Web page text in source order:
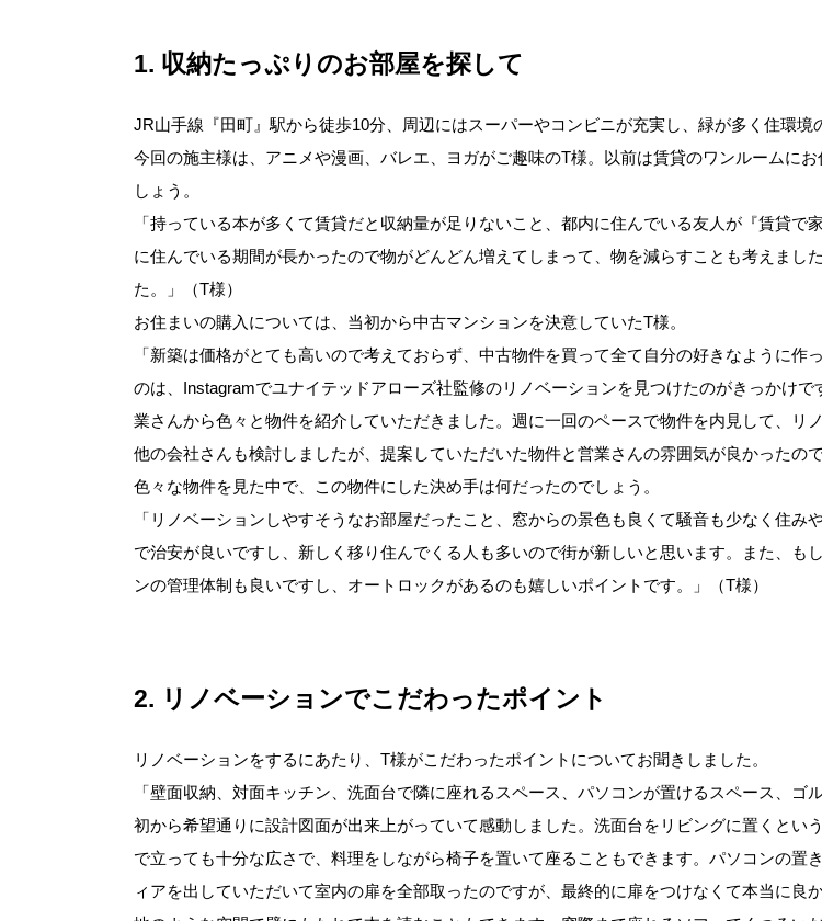
1 収納たっぷりのお部屋を探して
JR山手線『田町』駅から徒歩10分、周辺にはスーパーやコンビニが充実し、緑が多く住環境
今回の施主様は、アニメや漫画、バレエ、ヨガがご趣味のT様。以前は賃貸のワンルームに
しょう。
「持っている本が多くて賃貸だと収納量が足りないこと、都内に住んでいる友人が『賃貸
に住んでいる期間が長かったので物がどんどん増えてしまって、物を減らすことも考えま
た。」（T様）
お住まいの購入については、当初から中古マンションを決意していたT様。
「新築は価格がとても高いので考えておらず、中古物件を買って全て自分の好きなように
のは、Instagramでユナイテッドアローズ社監修のリノベーションを見つけたのがきっかけ
業さんから色々と物件を紹介していただきました。週に一回のペースで物件を内見して、リ
他の会社さんも検討しましたが、提案していただいた物件と営業さんの雰囲気が良かったの
色々な物件を見た中で、この物件にした決め手は何だったのでしょう。
「リノベーションしやすそうなお部屋だったこと、窓からの景色も良くて騒音も少なく住
で治安が良いですし、新しく移り住んでくる人も多いので街が新しいと思います。また、
ンの管理体制も良いですし、オートロックがあるのも嬉しいポイントです。」（T様）
2 リノベーションでこだわったポイント
リノベーションをするにあたり、T様がこだわったポイントについてお聞きしました。
「壁面収納、対面キッチン、洗面台で隣に座れるスペース、パソコンが置けるスペース、
初から希望通りに設計図面が出来上がっていて感動しました。洗面台をリビングに置くとい
で立っても十分な広さで、料理をしながら椅子を置いて座ることもできます。パソコンの
ィアを出していただいて室内の扉を全部取ったのですが、最終的に扉をつけなくて本当に